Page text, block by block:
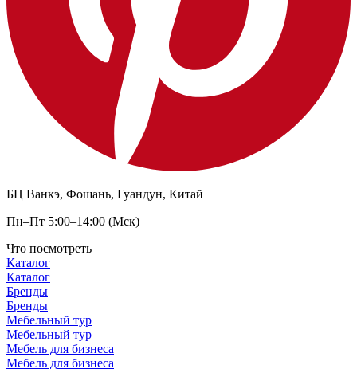
БЦ Ванкэ, Фошань, Гуандун, Китай
Пн–Пт 5:00–14:00 (Мск)
Что посмотреть
Каталог
Каталог
Бренды
Бренды
Мебельный тур
Мебельный тур
Мебель для бизнеса
Мебель для бизнеса